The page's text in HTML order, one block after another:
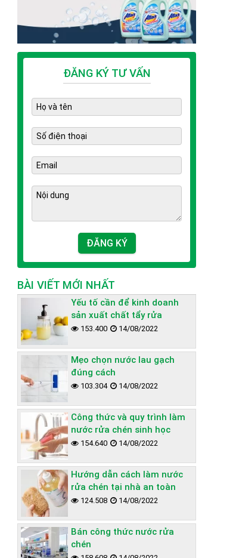
ĐĂNG KÝ TƯ VẤN
BÀI VIẾT MỚI NHẤT
Yếu tố cần để kinh doanh
sản xuất chất tẩy rửa
153.400 14/08/2022
Mẹo chọn nước lau gạch
đúng cách
103.304 14/08/2022
Công thức và quy trình làm
nước rửa chén sinh học
154.640 14/08/2022
Hướng dẫn cách làm nước
rửa chén tại nhà an toàn
124.508 14/08/2022
Bán công thức nước rửa
chén